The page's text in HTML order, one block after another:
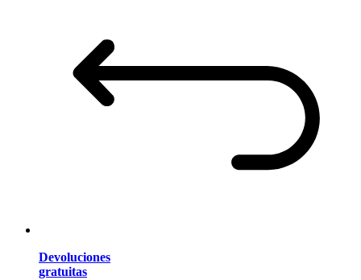
Devoluciones
gratuitas